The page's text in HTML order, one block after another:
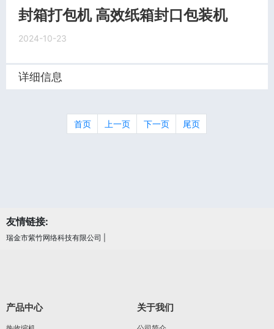
封箱打包机 高效纸箱封口包装机
2024-10-23
详细信息
首页 上一页 下一页 尾页
友情链接:
瑞金市紫竹网络科技有限公司
产品中心 关于我们